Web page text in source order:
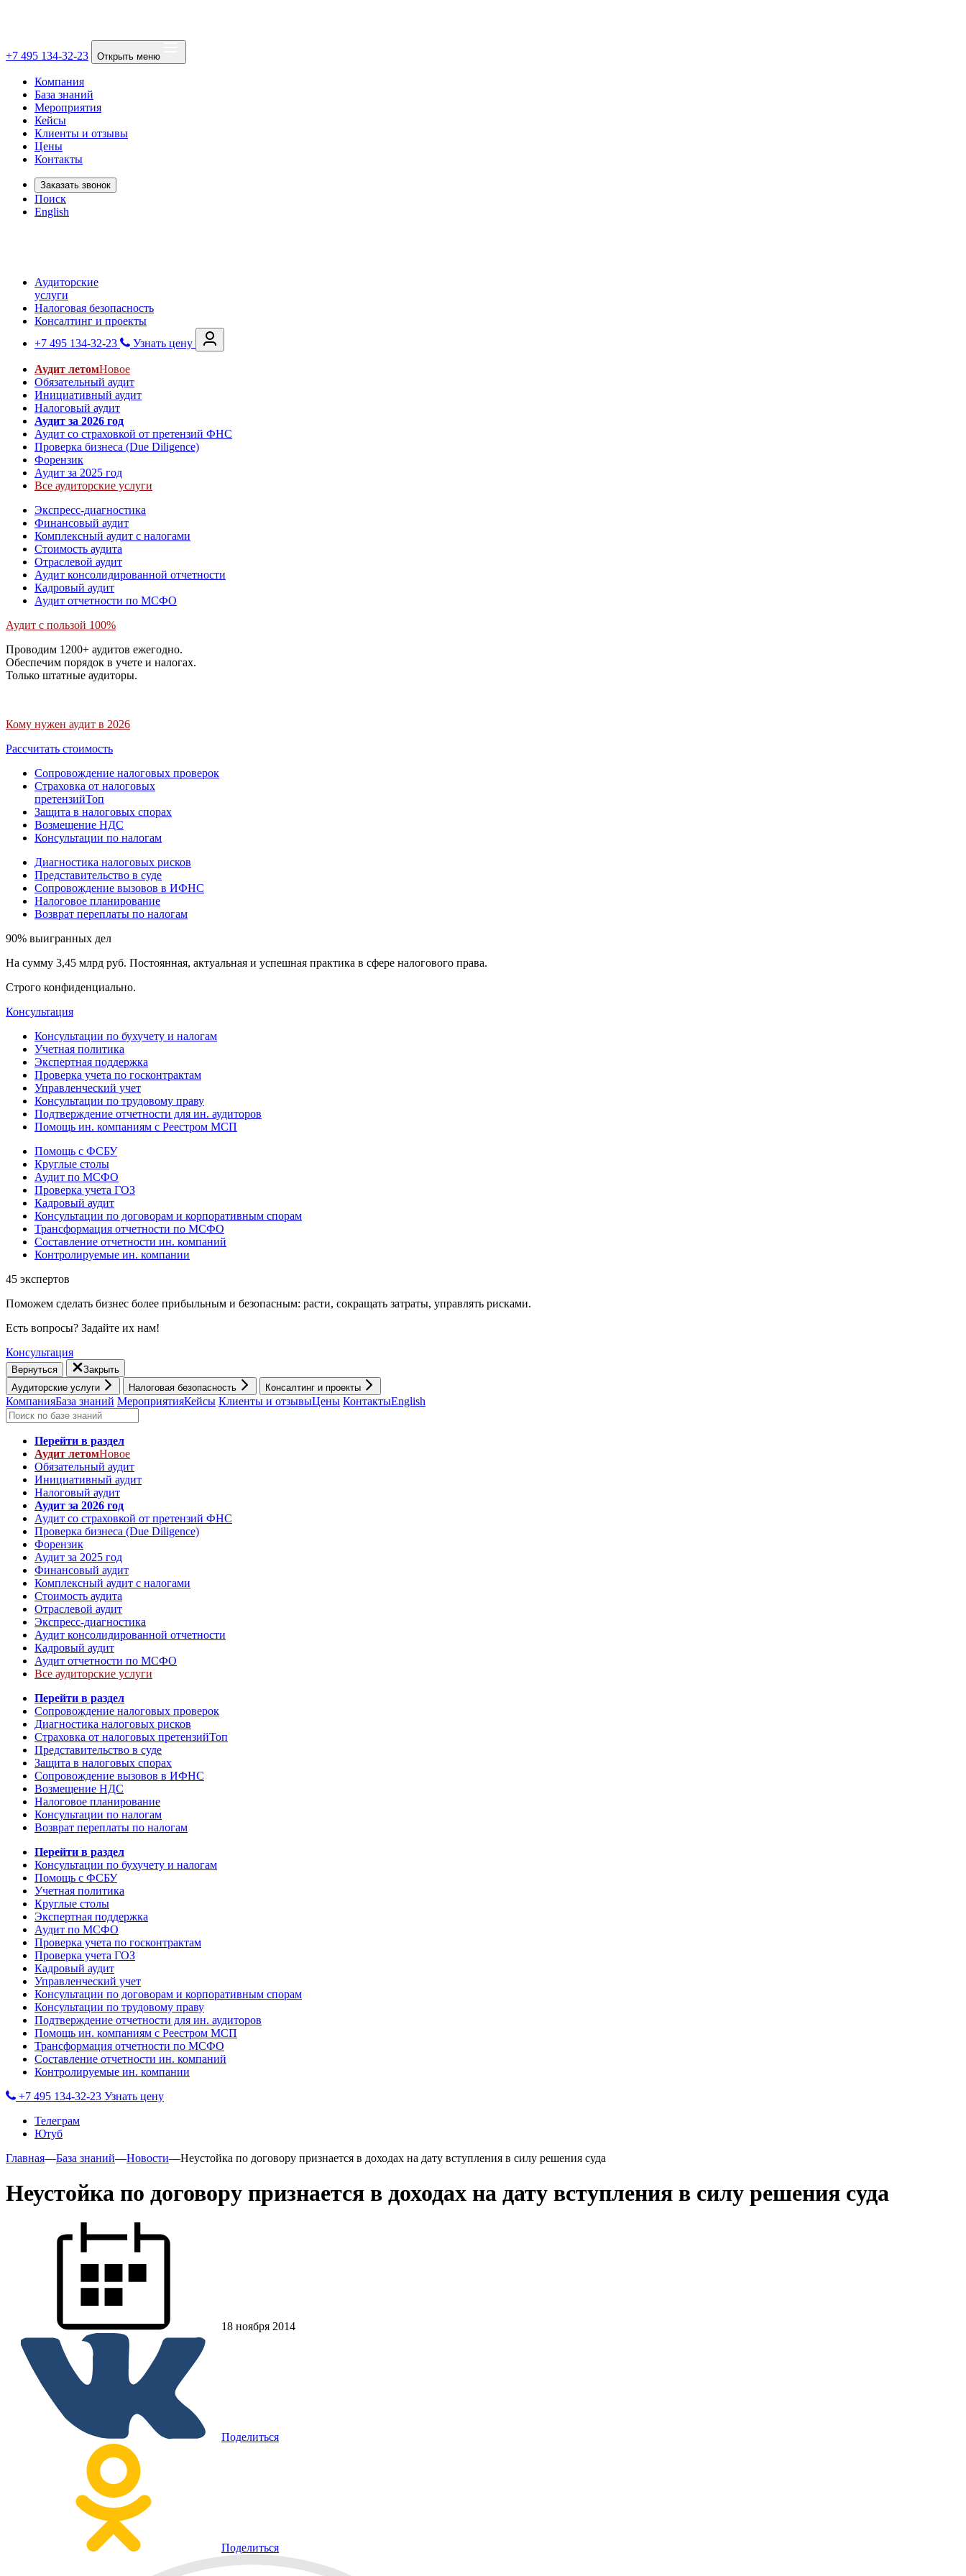
+7 495 134-32-23 Открыть меню
Компания
База знаний
Мероприятия
Кейсы
Клиенты и отзывы
Цены
Контакты
Заказать звонок
Поиск
English
Аудиторские
услуги
Налоговая безопасность
Консалтинг и проекты
+7 495 134-32-23
Узнать цену
Аудит летомНовое
Обязательный аудит
Инициативный аудит
Налоговый аудит
Аудит за 2026 год
Аудит со страховкой от претензий ФНС
Проверка бизнеса (Due Diligence)
Форензик
Аудит за 2025 год
Все аудиторские услуги
Экспресс-диагностика
Финансовый аудит
Комплексный аудит с налогами
Стоимость аудита
Отраслевой аудит
Аудит консолидированной отчетности
Кадровый аудит
Аудит отчетности по МСФО
Аудит с пользой 100%
Проводим 1200+ аудитов ежегодно.
Обеспечим порядок в учете и налогах.
Только штатные аудиторы.
Кому нужен аудит в 2026
Рассчитать стоимость
Сопровождение налоговых проверок
Страховка от налоговых
претензийТоп
Защита в налоговых спорах
Возмещение НДС
Консультации по налогам
Диагностика налоговых рисков
Представительство в суде
Сопровождение вызовов в ИФНС
Налоговое планирование
Возврат переплаты по налогам
90% выигранных дел
На сумму 3,45 млрд руб. Постоянная, актуальная и успешная практика в сфере налогового права.
Строго конфиденциально.
Консультация
Консультации по бухучету и налогам
Учетная политика
Экспертная поддержка
Проверка учета по госконтрактам
Управленческий учет
Консультации по трудовому праву
Подтверждение отчетности для ин. аудиторов
Помощь ин. компаниям с Реестром МСП
Помощь с ФСБУ
Круглые столы
Аудит по МСФО
Проверка учета ГОЗ
Кадровый аудит
Консультации по договорам и корпоративным спорам
Трансформация отчетности по МСФО
Составление отчетности ин. компаний
Контролируемые ин. компании
45 экспертов
Поможем сделать бизнес более прибыльным и безопасным: расти, cокращать затраты, управлять рисками.
Есть вопросы? Задайте их нам!
Консультация
Вернуться
Закрыть
Аудиторские услуги
Налоговая безопасность Консалтинг и проекты
КомпанияБаза знаний МероприятияКейсы Клиенты и отзывыЦены КонтактыEnglish
Перейти в раздел
Аудит летомНовое
Обязательный аудит
Инициативный аудит
Налоговый аудит
Аудит за 2026 год
Аудит со страховкой от претензий ФНС
Проверка бизнеса (Due Diligence)
Форензик
Аудит за 2025 год
Финансовый аудит
Комплексный аудит с налогами
Стоимость аудита
Отраслевой аудит
Экспресс-диагностика
Аудит консолидированной отчетности
Кадровый аудит
Аудит отчетности по МСФО
Все аудиторские услуги
Перейти в раздел
Сопровождение налоговых проверок
Диагностика налоговых рисков
Страховка от налоговых претензийТоп
Представительство в суде
Защита в налоговых спорах
Сопровождение вызовов в ИФНС
Возмещение НДС
Налоговое планирование
Консультации по налогам
Возврат переплаты по налогам
Перейти в раздел
Консультации по бухучету и налогам
Помощь с ФСБУ
Учетная политика
Круглые столы
Экспертная поддержка
Аудит по МСФО
Проверка учета по госконтрактам
Проверка учета ГОЗ
Кадровый аудит
Управленческий учет
Консультации по договорам и корпоративным спорам
Консультации по трудовому праву
Подтверждение отчетности для ин. аудиторов
Помощь ин. компаниям с Реестром МСП
Трансформация отчетности по МСФО
Составление отчетности ин. компаний
Контролируемые ин. компании
+7 495 134-32-23 Узнать цену
Телеграм
Ютуб
Главная—База знаний—Новости—Неустойка по договору признается в доходах на дату вступления в силу решения суда
Неустойка по договору признается в доходах на дату вступления в силу решения суда
18 ноября 2014
Поделиться
Поделиться